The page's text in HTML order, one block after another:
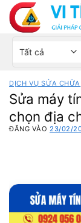
Bỏ
qua
nội
dungChọn
sản
phẩm
DỊCH VỤ SỬA CHỮA
Sửa máy
chọn địa
ĐĂNG VÀO23/02/